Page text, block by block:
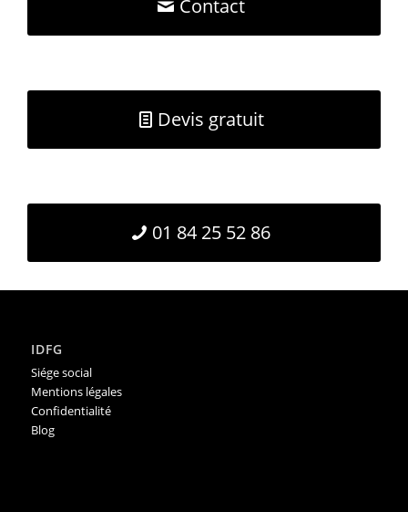
Contact
Devis gratuit
01 84 25 52 86
IDFG
Siége social
Mentions légales
Confidentialité
Blog